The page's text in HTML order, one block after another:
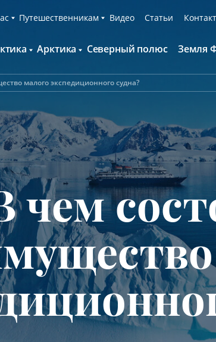
О компании
С нами путешествуют
Экспедиционная команда
Пресс-центр
Мы помогаем
Наши партнёры
Вакансии
Контакты
Обратная связь
Путешественникам
Русскоязычные группы
Наши суда
Дополнительные опции
Фирменная парка
Что брать с собой
Клуб привилегий
Каталоги
Отзывы
Вопросы и ответы
Специальные мероприятия
Подарочный сертификат
Видео Статьи
и Южный полярный круг
Антарктида Новый год
о-ва и Южная Георгия
о-ва, Южная Георгия и
Арктика
Британские острова
Исландия
Шпицберген
Северный полюс Земля
малого экспедиционного судна?
чем